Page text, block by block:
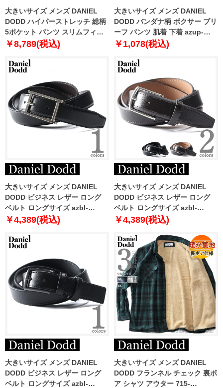
大きいサイズ メンズ DANIEL
DODD ハイパーストレッチ 総柄
5ポケット パンツ スリムフィッ
ト azd229013103s
￥8,789(税込)
大きいサイズ メンズ DANIEL
DODD バンダナ柄 ボクサー ブリ
ーフ パンツ 肌着 下着 azup-
239071c
￥1,078(税込)
大きいサイズ メンズ DANIEL
DODD ビジネス レザー ロング
ベルト ロングサイズ azbl-
229005
￥4,389(税込)
大きいサイズ メンズ DANIEL
DODD ビジネス レザー ロング
ベルト ロングサイズ azbl-
229006
￥4,389(税込)
大きいサイズ メンズ DANIEL
DODD ビジネス レザー ロング
ベルト ロングサイズ azbl-
大きいサイズ メンズ DANIEL
DODD フランネル チェック 裏ボ
ア シャツ アウター 715-